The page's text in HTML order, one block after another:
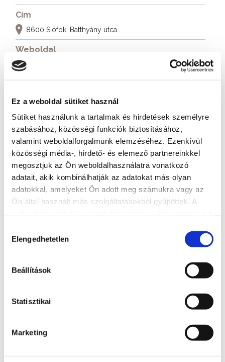
Ez a weboldal sütiket használ
Sütiket használunk a tartalmak és hirdetések személyre
szabásához, közösségi funkciók biztosításához,
valamint weboldalforgalmunk elemzéséhez. Ezenkívül
közösségi média-, hirdető- és elemező partnereinkkel
megosztjuk az Ön weboldalhasználatra vonatkozó
adatait, akik kombinálhatják az adatokat más olyan
adatokkal, amelyeket Ön adott meg számukra vagy az
Ön által használt más szolgáltatásokból gyűjtöttek. A
kiválasztása
Elengedhetetlen
Beállítások
Statisztikai
Marketing
Cím
8600 Siófok, Batthyány utca
Weboldal
Aranypart kemping